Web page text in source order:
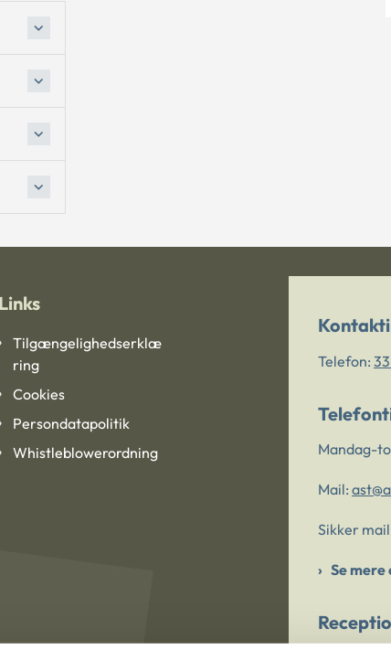
Links
Tilgængelighedserklæ
ring
Cookies
Persondatapolitik
Whistleblowerordning
Telefon:
Mandag-
Mail:
Sikker
Se